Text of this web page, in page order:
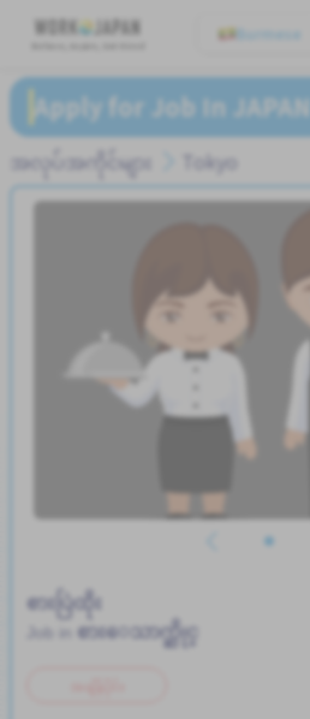
Burmese
Apply for Job In JAPAN
အလုပ်အကိုင်များ Tokyo
စားပြဲထိုး
စားေသာက္ဆိုင္